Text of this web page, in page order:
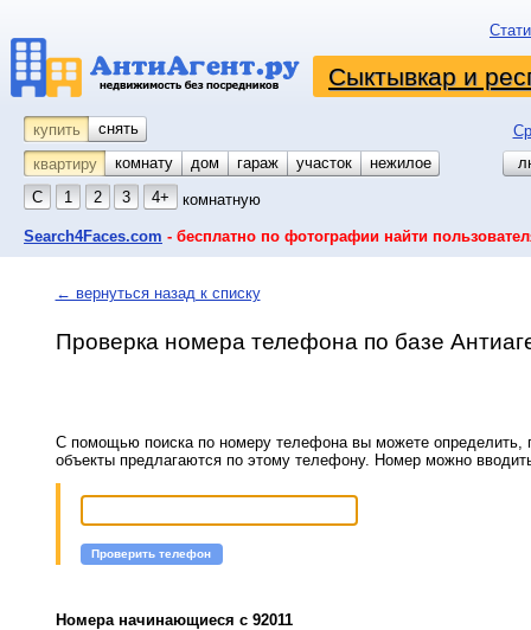
Сыктывкар и
купить снять
квартиру
комнату койко-место
дом гараж участок
нежилое
С
1 2 3 4+ комнатную
Search4Faces.com - бесплатно по фотографии найти
← вернуться назад к списку
Проверка номера телефона по базе
С помощью поиска по номеру телефона вы можете определить,
объекты предлагаются по этому телефону. Номер можно
Проверить телефон
Номера начинающиеся с 92011